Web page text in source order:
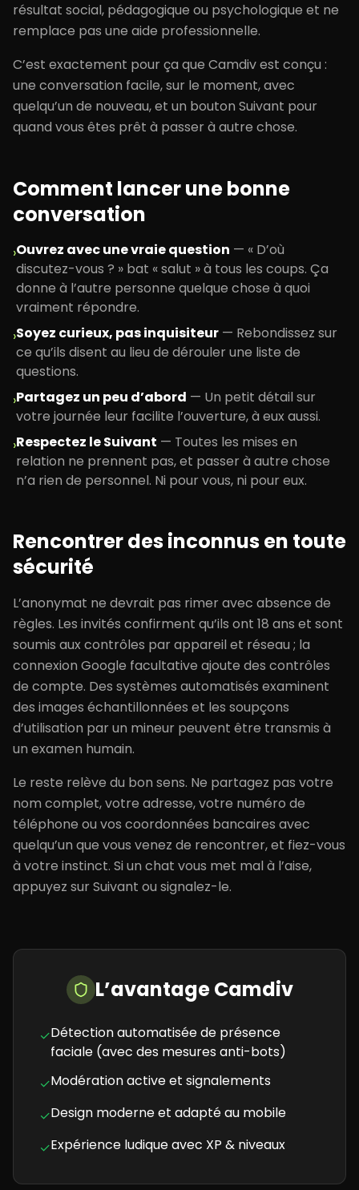
résultat social, pédagogique ou psychologique et ne
remplace pas une aide professionnelle.
C’est exactement pour ça que Camdiv est conçu :
une conversation facile, sur le moment, avec
quelqu’un de nouveau, et un bouton Suivant pour
quand vous êtes prêt à passer à autre chose.
Comment lancer une bonne
conversation
›Ouvrez avec une vraie question — « D’où
discutez-vous ? » bat « salut » à tous les coups. Ça
donne à l’autre personne quelque chose à quoi
vraiment répondre.
›Soyez curieux, pas inquisiteur — Rebondissez sur
ce qu’ils disent au lieu de dérouler une liste de
questions.
›Partagez un peu d’abord — Un petit détail sur
votre journée leur facilite l’ouverture, à eux aussi.
›Respectez le Suivant — Toutes les mises en
relation ne prennent pas, et passer à autre chose
n’a rien de personnel. Ni pour vous, ni pour eux.
Rencontrer des inconnus en toute
sécurité
L’anonymat ne devrait pas rimer avec absence de
règles. Les invités confirment qu’ils ont 18 ans et sont
soumis aux contrôles par appareil et réseau ; la
connexion Google facultative ajoute des contrôles
de compte. Des systèmes automatisés examinent
des images échantillonnées et les soupçons
d’utilisation par un mineur peuvent être transmis à
un examen humain.
Le reste relève du bon sens. Ne partagez pas votre
nom complet, votre adresse, votre numéro de
téléphone ou vos coordonnées bancaires avec
quelqu’un que vous venez de rencontrer, et fiez-vous
à votre instinct. Si un chat vous met mal à l’aise,
appuyez sur Suivant ou signalez-le.
L’avantage Camdiv
✓Détection automatisée de présence
faciale (avec des mesures anti-bots)
✓Modération active et signalements
✓Design moderne et adapté au mobile
✓Expérience ludique avec XP & niveaux